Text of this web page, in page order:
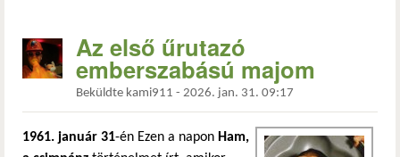
Az első űrutazó
emberszabású majom
Beküldte kami911 - 2026. jan. 31. 09:17
1961. január 31-én Ezen a napon Ham,